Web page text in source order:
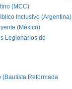
(MCC)
Inclusivo (Argentina)
(México)
Legionarios de
(Bautista Reformada